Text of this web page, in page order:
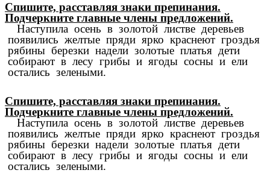
Спишите, расставляя знаки препинания.
Подчеркните главные члены предложений.
Наступила осень в золотой листве деревьев
появились желтые пряди ярко краснеют гроздья
рябины березки надели золотые платья дети
собирают в лесу грибы и ягоды сосны и ели
остались зелеными.
Спишите, расставляя знаки препинания.
Подчеркните главные члены предложений.
Наступила осень в золотой листве деревьев
появились желтые пряди ярко краснеют гроздья
рябины березки надели золотые платья дети
собирают в лесу грибы и ягоды сосны и ели
остались зелеными.